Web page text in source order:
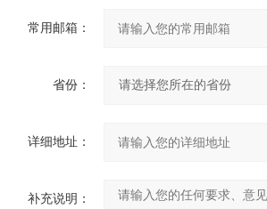
常用邮箱：
省份：
详细地址：
补充说明：